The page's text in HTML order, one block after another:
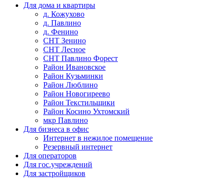
Для дома и квартиры
д. Кожухово
д. Павлино
д. Фенино
СНТ Зенино
СНТ Лесное
СНТ Павлино Форест
Район Ивановское
Район Кузьминки
Район Люблино
Район Новогиреево
Район Текстильщики
Район Косино Ухтомский
мкр Павлино
Для бизнеса в офис
Интернет в нежилое помещение
Резервный интернет
Для операторов
Для гос.учреждений
Для застройщиков